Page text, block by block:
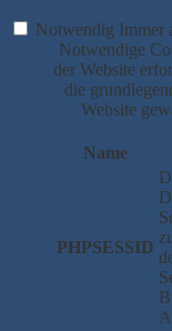
Notwendig Immer
Notwendige
der Website
die
Website
Name
PHPSESSID